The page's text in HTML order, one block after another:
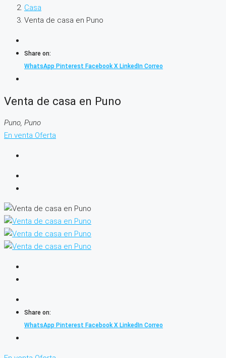
Casa
Venta de casa en Puno
Share on:
WhatsApp Pinterest Facebook X LinkedIn Correo
Venta de casa en Puno
Puno, Puno
En venta Oferta
Share on:
WhatsApp Pinterest Facebook X LinkedIn Correo